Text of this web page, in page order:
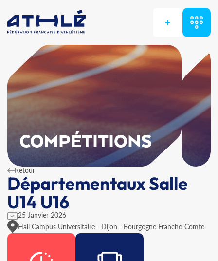
+
COMPÉTITIONS
Retour
Départementaux Salle
U14 U16
25 Janvier 2026
Hall Campus Universitaire - Dijon - Bourgogne Franche-Comte